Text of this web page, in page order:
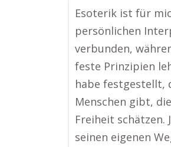
Esoterik ist für
persönlichen
verbunden,
feste Prinzipien
habe festgestellt,
Menschen gibt,
Freiheit schätzen.
seinen eigenen